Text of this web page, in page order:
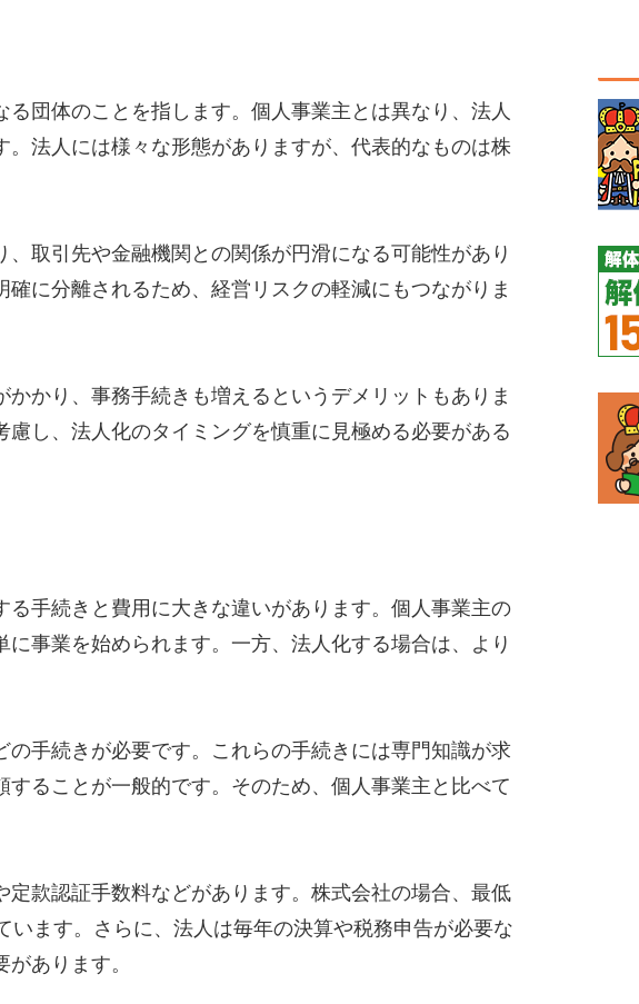
団体のことを指します。個人事業主とは異なり、法人
法人には様々な形態がありますが、代表的なものは株
取引先や金融機関との関係が円滑になる可能性があり
に分離されるため、経営リスクの軽減にもつながりま
かり、事務手続きも増えるというデメリットもありま
し、法人化のタイミングを慎重に見極める必要がある
手続きと費用に大きな違いがあります。個人事業主の
事業を始められます。一方、法人化する場合は、より
手続きが必要です。これらの手続きには専門知識が求
ることが一般的です。そのため、個人事業主と比べて
款認証手数料などがあります。株式会社の場合、最低
います。さらに、法人は毎年の決算や税務申告が必要な
あります。